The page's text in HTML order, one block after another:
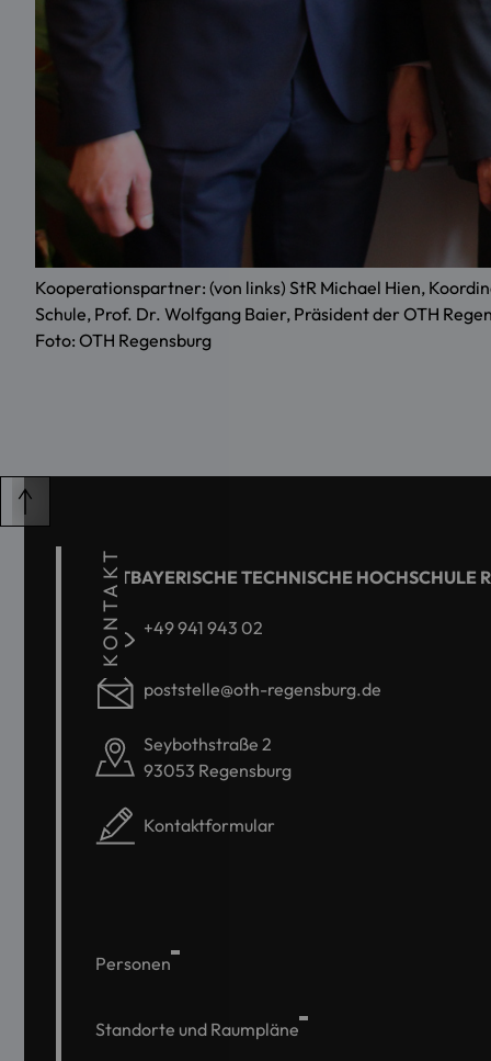
Kooperationspartner: (von links) StR Michael Hien,
Schule, Prof. Dr. Wolfgang Baier, Präsident der OTH
Foto: OTH Regensburg
KONTAKT
OSTBAYERISCHE TECHNISCHE HOCHSCHULE
+49 941 943 02
poststelle@oth-regensburg.de
Seybothstraße 2
93053 Regensburg
Kontaktformular
Personen
Standorte und Raumpläne